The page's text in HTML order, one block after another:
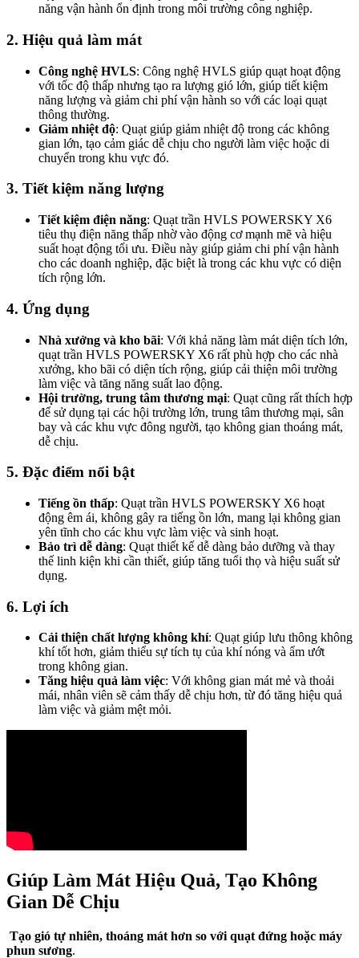
năng vận hành ổn định trong môi trường công nghiệp.
2. Hiệu quả làm mát
Công nghệ HVLS: Công nghệ HVLS giúp quạt hoạt động
với tốc độ thấp nhưng tạo ra lượng gió lớn, giúp tiết kiệm
năng lượng và giảm chi phí vận hành so với các loại quạt
thông thường.
Giảm nhiệt độ: Quạt giúp giảm nhiệt độ trong các không
gian lớn, tạo cảm giác dễ chịu cho người làm việc hoặc di
chuyển trong khu vực đó.
3. Tiết kiệm năng lượng
Tiết kiệm điện năng: Quạt trần HVLS POWERSKY X6
tiêu thụ điện năng thấp nhờ vào động cơ mạnh mẽ và hiệu
suất hoạt động tối ưu. Điều này giúp giảm chi phí vận hành
cho các doanh nghiệp, đặc biệt là trong các khu vực có diện
tích rộng lớn.
4. Ứng dụng
Nhà xưởng và kho bãi: Với khả năng làm mát diện tích lớn,
quạt trần HVLS POWERSKY X6 rất phù hợp cho các nhà
xưởng, kho bãi có diện tích rộng, giúp cải thiện môi trường
làm việc và tăng năng suất lao động.
Hội trường, trung tâm thương mại: Quạt cũng rất thích hợp
để sử dụng tại các hội trường lớn, trung tâm thương mại, sân
bay và các khu vực đông người, tạo không gian thoáng mát,
dễ chịu.
5. Đặc điểm nổi bật
Tiếng ồn thấp: Quạt trần HVLS POWERSKY X6 hoạt
động êm ái, không gây ra tiếng ồn lớn, mang lại không gian
yên tĩnh cho các khu vực làm việc và sinh hoạt.
Bảo trì dễ dàng: Quạt thiết kế dễ dàng bảo dưỡng và thay
thế linh kiện khi cần thiết, giúp tăng tuổi thọ và hiệu suất sử
dụng.
6. Lợi ích
Cải thiện chất lượng không khí: Quạt giúp lưu thông không
khí tốt hơn, giảm thiểu sự tích tụ của khí nóng và ẩm ướt
trong không gian.
Tăng hiệu quả làm việc: Với không gian mát mẻ và thoải
mái, nhân viên sẽ cảm thấy dễ chịu hơn, từ đó tăng hiệu quả
làm việc và giảm mệt mỏi.
Giúp Làm Mát Hiệu Quả, Tạo Không
Gian Dễ Chịu
Tạo gió tự nhiên, thoáng mát hơn so với quạt đứng hoặc máy
phun sương.